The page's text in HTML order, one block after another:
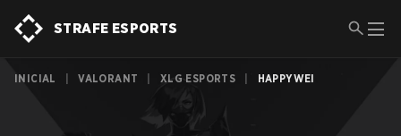
STRAFE ESPORTS
INICIAL VALORANT XLG ESPORTS HAPPYWEI